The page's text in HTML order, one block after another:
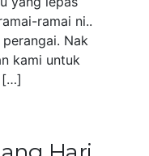
ramai ni..
Nak
kami untuk
[…]